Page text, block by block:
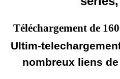
Téléchargement de
Ultim-
nombreux liens